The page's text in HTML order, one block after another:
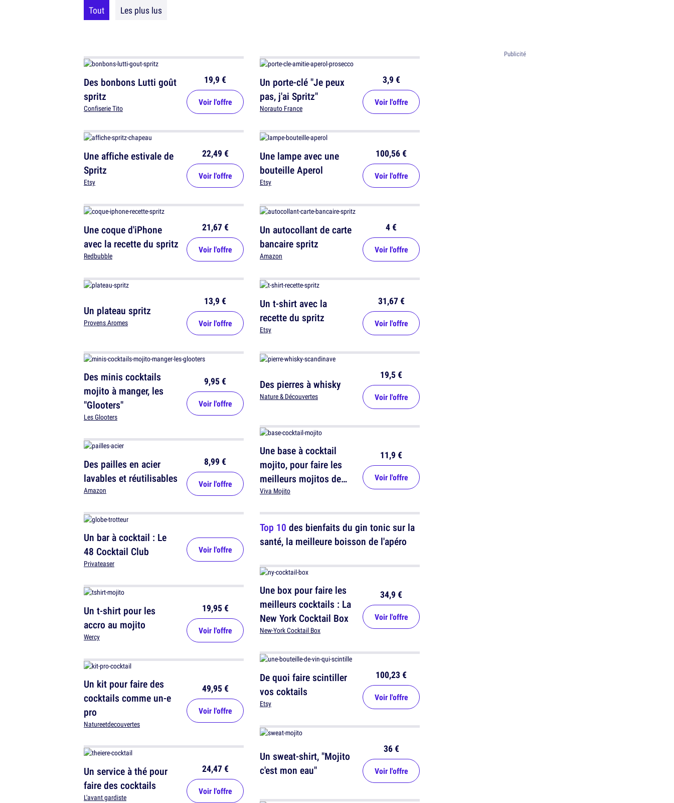
Tout Les plus lus
Des bonbons Lutti goût
spritz
Confiserie Tito
19,9 €
Voir l'offre
Une affiche estivale de
Spritz
Etsy
22,49 €
Voir l'offre
Une coque d'iPhone
avec la recette du spritz
Redbubble
21,67 €
Voir l'offre
Un plateau spritz
Provens Aromes
13,9 €
Voir l'offre
Des minis cocktails
mojito à manger, les
"Glooters"
Les Glooters
9,95 €
Voir l'offre
Des pailles en acier
lavables et réutilisables
Amazon
8,99 €
Voir l'offre
Un bar à cocktail : Le
48 Cocktail Club
Privateaser
Voir l'offre
Un t-shirt pour les
accro au mojito
Wercy
19,95 €
Voir l'offre
Un kit pour faire des
cocktails comme un-e
pro
Natureetdecouvertes
49,95 €
Voir l'offre
Un service à thé pour
faire des cocktails
L'avant gardiste
24,47 €
Voir l'offre
Un porte-clé "Je peux
pas, j'ai Spritz"
Norauto France
3,9 €
Voir l'offre
Une lampe avec une
bouteille Aperol
Etsy
100,56 €
Voir l'offre
Un autocollant de carte
bancaire spritz
Amazon
4 €
Voir l'offre
Un t-shirt avec la
recette du spritz
Etsy
31,67 €
Voir l'offre
Des pierres à whisky
Nature & Découvertes
19,5 €
Voir l'offre
Une base à cocktail
mojito, pour faire les
meilleurs mojitos de
tous les temps
Viva Mojito
11,9 €
Voir l'offre
Top 10 des bienfaits du gin tonic sur la
santé, la meilleure boisson de l'apéro
Une box pour faire les
meilleurs cocktails : La
New York Cocktail Box
New-York Cocktail Box
34,9 €
Voir l'offre
De quoi faire scintiller
vos coktails
Etsy
100,23 €
Voir l'offre
Un sweat-shirt, "Mojito
c'est mon eau"
36 €
Voir l'offre